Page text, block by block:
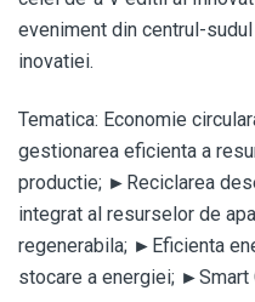
eveniment din centrul-
inovatiei.
Tematica: Economie
gestionarea eficienta a
productie; ►Reciclarea
integrat al resurselor de
regenerabila; ►Eficienta
stocare a energiei; ►Smart